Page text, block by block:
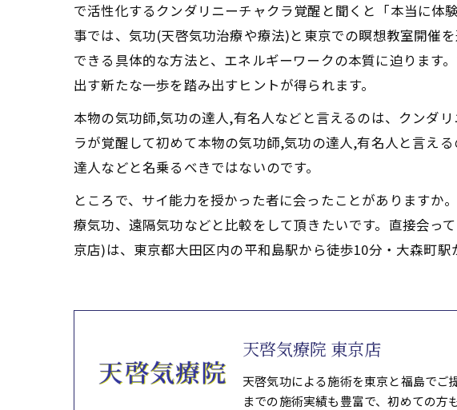
で活性化するクンダリニーチャクラ覚醒と聞くと「本当に
事では、気功(天啓気功治療や療法)と東京での瞑想教室開催
できる具体的な方法と、エネルギーワークの本質に迫ります
出す新たな一歩を踏み出すヒントが得られます。
本物の気功師,気功の達人,有名人などと言えるのは、クンダ
ラが覚醒して初めて本物の気功師,気功の達人,有名人と言え
達人などと名乗るべきではないのです。
ところで、サイ能力を授かった者に会ったことがあります
療気功、遠隔気功などと比較をして頂きたいです。直接会っ
京店)は、東京都大田区内の平和島駅から徒歩10分・大森町駅
天啓気療院 東京店
天啓気功による施術を東京と福島でご
までの施術実績も豊富で、初めての方